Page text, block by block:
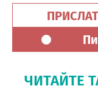
ЧИТАЙТЕ